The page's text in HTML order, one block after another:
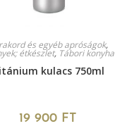
és egyéb apróságok,
étkészlet, Tábori konyha
kulacs 750ml
19 900 FT